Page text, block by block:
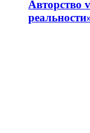
Авторство